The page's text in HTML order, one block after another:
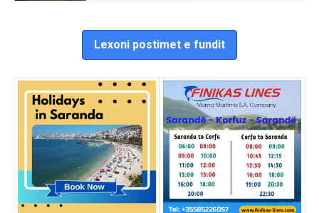
Lexoni postimet e fundit